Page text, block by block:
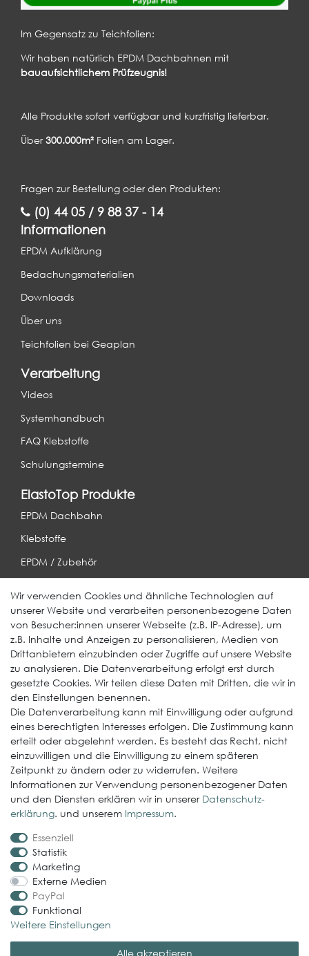
Im Gegensatz zu Teichfolien:
Wir haben natürlich EPDM Dachbahnen mit
bauaufsichtlichem Prüfzeugnis!
Alle Produkte sofort verfügbar und kurzfristig lieferbar.
Über300.000m² Folien am Lager.
Fragen zur Bestellung oder den Produkten:
(0) 44 05 / 9 88 37 - 14
Informationen
EPDM Aufklärung
Bedachungsmaterialien
Downloads
Über uns
Teichfolien bei Geaplan
Verarbeitung
Videos
Systemhandbuch
FAQ Klebstoffe
Schulungstermine
ElastoTop Produkte
EPDM Dachbahn
Klebstoffe
EPDM / Zubehör
Weitere Produkte
EcoDach EPDM
ElastoGround EPDM Streifen
Multi-Fix Solarhalter
Service
Gewerbekunde werden
Versand & Zahlungsbedingungen
Kontaktformular
Probleme bei der Bestellung?
Rechtliches
Impressum
AGB
Datenschutzerklärung
Widerrufsrecht
Wir verwenden Cookies und ähnliche Technologien auf
unserer Website und verarbeiten personenbezogene Daten
von Besucher:innen unserer Webseite (z.B. IP-Adresse), um
z.B. Inhalte und Anzeigen zu personalisieren, Medien von
Drittanbietern einzubinden oder Zugriffe auf unsere Website
zu analysieren. Die Datenverarbeitung erfolgt erst durch
gesetzte Cookies. Wir teilen diese Daten mit Dritten, die wir in
den Einstellungen benennen.
Die Datenverarbeitung kann mit Einwilligung oder aufgrund
eines berechtigten Interesses erfolgen. Die Zustimmung kann
erteilt oder abgelehnt werden. Es besteht das Recht, nicht
einzuwilligen und die Einwilligung zu einem späteren
Zeitpunkt zu ändern oder zu widerrufen. Weitere
Informationen zur Verwendung personenbezogener Daten
und den Diensten erklären wir in unserer Daten­schutz­
erklärung. und unserem Impressum.
Essenziell
Statistik
Marketing
Externe Medien
PayPal
Funktional
Weitere Einstellungen
Alle akzeptieren